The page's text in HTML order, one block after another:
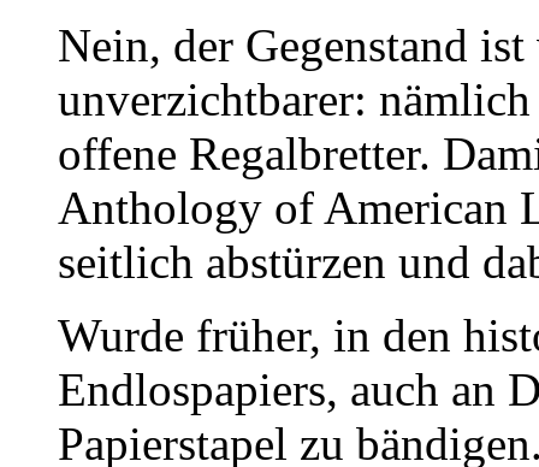
Nein, der Gegenstand
unverzichtbarer:
offene Regalbretter.
Anthology of American
seitlich abstürzen und
Wurde früher, in den
Endlospapiers, auch an
Papierstapel zu